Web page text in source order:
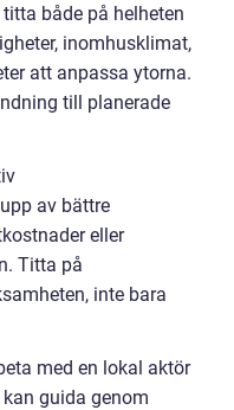
både på helheten
inomhusklimat,
att anpassa ytorna.
till planerade
av bättre
eller
Titta på
inte bara
med en lokal aktör
guida genom